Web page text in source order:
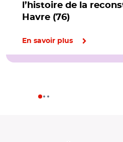
l’histoire de la
Havre (76)
En savoir plus